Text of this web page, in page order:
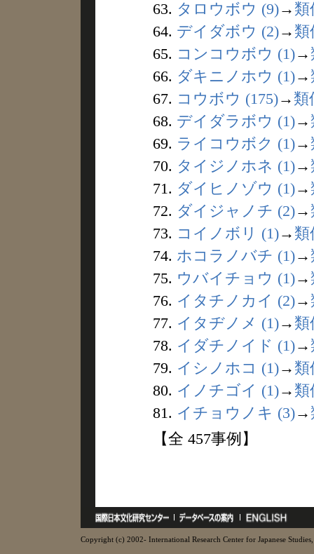
63. タロウボウ (9)→ 類
64. デイダボウ (2)→ 類
65. コンコウボウ (1)→
66. ダキニノホウ (1)→
67. コウボウ (175)→ 類
68. デイダラボウ (1)→
69. ライコウボク (1)→
70. タイジノホネ (1)→
71. ダイヒノゾウ (1)→
72. ダイジャノチ (2)→
73. コイノボリ (1)→ 類
74. ホコラノバチ (1)→
75. ウバイチョウ (1)→
76. イタチノカイ (2)→
77. イタヂノメ (1)→ 類
78. イダチノイド (1)→
79. イシノホコ (1)→ 類
80. イノチゴイ (1)→ 類
81. イチョウノキ (3)→
【全 457事例】
Copyright (c) 2002- International Research Center for Japanese